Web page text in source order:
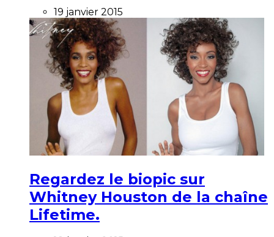
19 janvier 2015
Regardez le biopic sur
Whitney Houston de la chaîne
Lifetime.